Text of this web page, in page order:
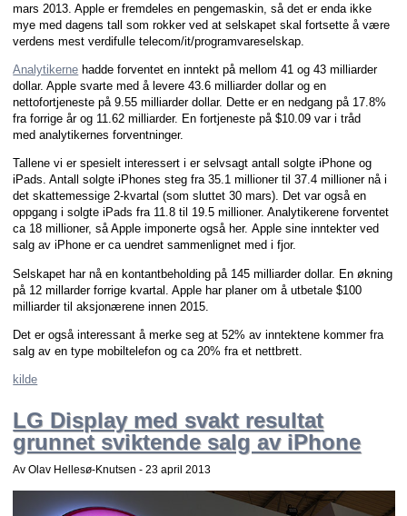
mars 2013. Apple er fremdeles en pengemaskin, så det er enda ikke
mye med dagens tall som rokker ved at selskapet skal fortsette å være
verdens mest verdifulle telecom/it/programvareselskap.
Analytikerne hadde forventet en inntekt på mellom 41 og 43 milliarder
dollar. Apple svarte med å levere 43.6 milliarder dollar og en
nettofortjeneste på 9.55 milliarder dollar. Dette er en nedgang på 17.8%
fra forrige år og 11.62 milliarder. En fortjeneste på $10.09 var i tråd
med analytikernes forventninger.
Tallene vi er spesielt interessert i er selvsagt antall solgte iPhone og
iPads. Antall solgte iPhones steg fra 35.1 millioner til 37.4 millioner nå i
det skattemessige 2-kvartal (som sluttet 30 mars). Det var også en
oppgang i solgte iPads fra 11.8 til 19.5 millioner. Analytikerene forventet
ca 18 millioner, så Apple imponerte også her. Apple sine inntekter ved
salg av iPhone er ca uendret sammenlignet med i fjor.
Selskapet har nå en kontantbeholding på 145 milliarder dollar. En økning
på 12 millarder forrige kvartal. Apple har planer om å utbetale $100
milliarder til aksjonærene innen 2015.
Det er også interessant å merke seg at 52% av inntektene kommer fra
salg av en type mobiltelefon og ca 20% fra et nettbrett.
kilde
LG Display med svakt resultat
grunnet sviktende salg av iPhone
Av Olav Hellesø-Knutsen -23 april 2013